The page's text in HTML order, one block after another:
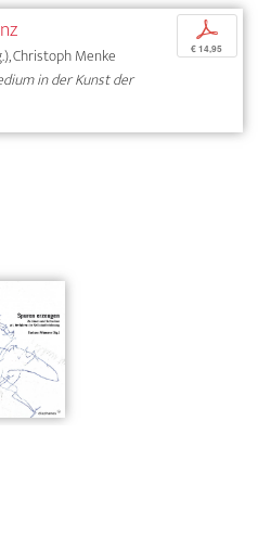
Christoph Menke
in der Kunst der
p
€ 14,95